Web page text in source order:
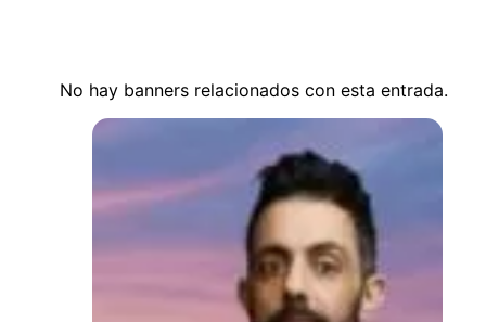
No hay banners relacionados con esta entrada.